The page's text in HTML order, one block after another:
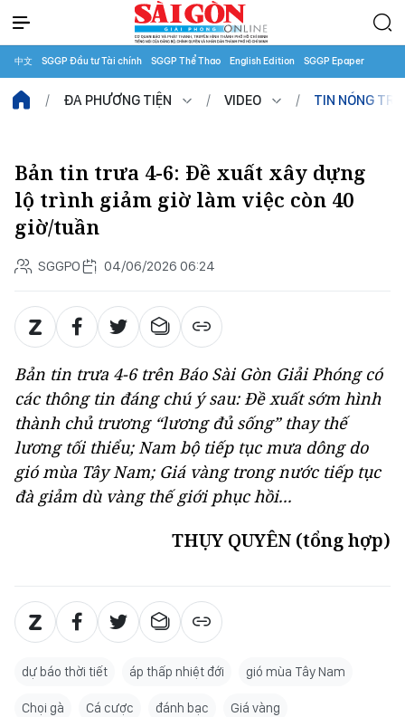
中文 SGGP Đầu tư Tài chính SGGP Thể Thao English Edition SGGP Epaper
ĐA PHƯƠNG TIỆN VIDEO TIN NÓNG
Bản tin trưa 4-6: Đề xuất xây dựng
lộ trình giảm giờ làm việc còn 40
giờ/tuần
SGGPO 04/06/2026 06:24
Bản tin trưa 4-6 trên Báo Sài Gòn Giải Phóng có
các thông tin đáng chú ý sau: Đề xuất sớm hình
thành chủ trương “lương đủ sống” thay thế
lương tối thiểu; Nam bộ tiếp tục mưa dông do
gió mùa Tây Nam; Giá vàng trong nước tiếp tục
đà giảm dù vàng thế giới phục hồi...
THỤY QUYÊN (tổng hợp)
dự báo thời tiết áp thấp nhiệt đới gió mùa Tây Nam
Chọi gà Cá cược đánh bạc Giá vàng